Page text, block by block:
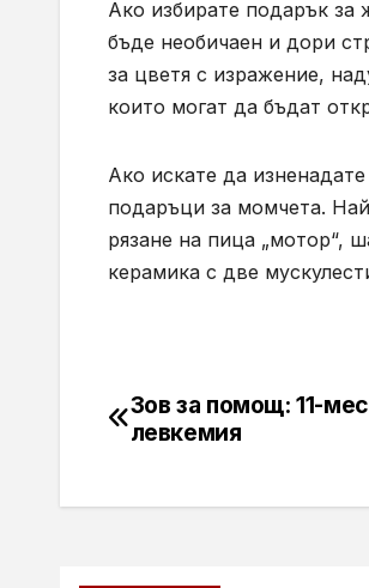
Ако избирате подарък за
бъде необичаен и дори
за цветя с изражение,
които могат да бъдат
Ако искате да
подаръци за момчета.
рязане на пица „мотор“,
керамика с две
Навигация
Зов за помощ: 11-
левкемия